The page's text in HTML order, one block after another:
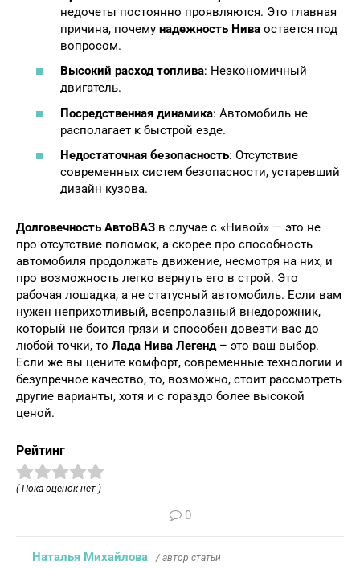
недочеты постоянно проявляются. Это главная
причина, почему надежность Нива остается под
вопросом.
Высокий расход топлива: Неэкономичный
двигатель.
Посредственная динамика: Автомобиль не
располагает к быстрой езде.
Недостаточная безопасность: Отсутствие
современных систем безопасности, устаревший
дизайн кузова.
Долговечность АвтоВАЗ в случае с «Нивой» — это не
про отсутствие поломок, а скорее про способность
автомобиля продолжать движение, несмотря на них, и
про возможность легко вернуть его в строй. Это
рабочая лошадка, а не статусный автомобиль. Если вам
нужен неприхотливый, всепролазный внедорожник,
который не боится грязи и способен довезти вас до
любой точки, то Лада Нива Легенд– это ваш выбор.
Если же вы цените комфорт, современные технологии и
безупречное качество, то, возможно, стоит рассмотреть
другие варианты, хотя и с гораздо более высокой
ценой.
Рейтинг
( Пока оценок нет )
0
Наталья Михайлова / автор статьи